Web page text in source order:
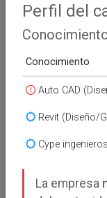
y
Perfil del
Conocimiento
Auto CAD
Revit (Diseño/
Cype
La empresa